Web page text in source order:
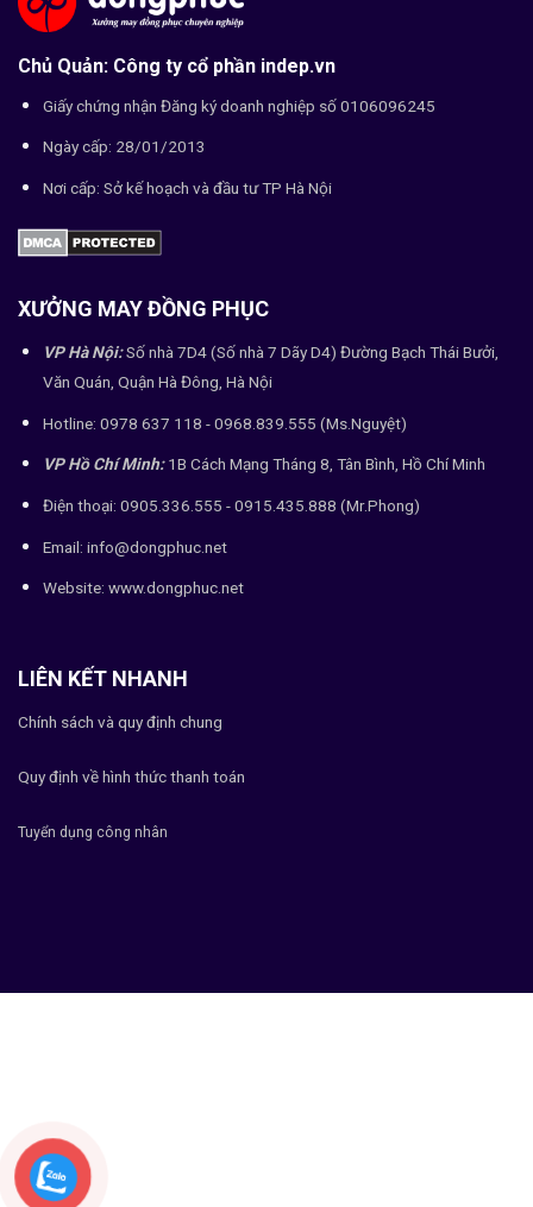
Chủ Quản: Công ty cổ phần indep.vn
Giấy chứng nhận Đăng ký doanh nghiệp số 0106096245
Ngày cấp: 28/01/2013
Nơi cấp: Sở kế hoạch và đầu tư TP Hà Nội
XƯỞNG MAY ĐỒNG PHỤC
VP Hà Nội:Số nhà 7D4 (Số nhà 7 Dãy D4) Đường Bạch Thái Bưởi,
Văn Quán, Quận Hà Đông, Hà Nội
Hotline: 0978 637 118 - 0968.839.555 (Ms.Nguyệt)
VP Hồ Chí Minh:1B Cách Mạng Tháng 8, Tân Bình, Hồ Chí Minh
Điện thoại: 0905.336.555 - 0915.435.888 (Mr.Phong)
Email: info@dongphuc.net
Website: www.dongphuc.net
LIÊN KẾT NHANH
Chính sách và quy định chung
Quy định về hình thức thanh toán
Tuyển dụng công nhân